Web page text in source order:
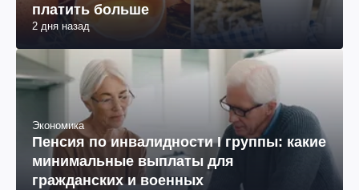
платить больше
2 дня назад
Экономика
Пенсия по инвалидности I группы: какие
минимальные выплаты для
гражданских и военных